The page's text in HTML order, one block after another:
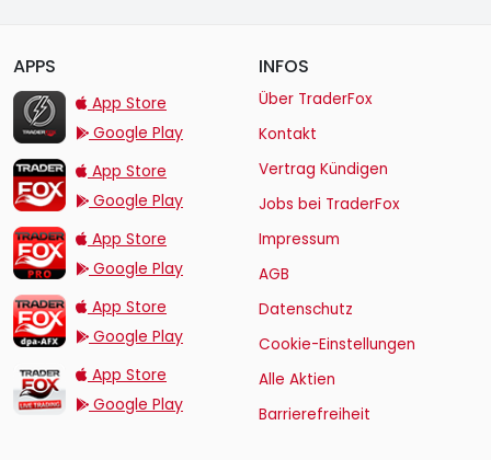
APPS
TraderFox Flash
App Store
Google Play
TraderFox App
App Store
Google Play
TraderFox Pro
App Store
Google Play
TraderFox dpa-AFX ProFeed
App Store
Google Play
TraderFox Live Trading
App Store
Google Play
INFOS
Über TraderFox
Kontakt
Vertrag Kündigen
Jobs bei TraderFox
Impressum
AGB
Datenschutz
Cookie-Einstellungen
Alle Aktien
Barrierefreiheit